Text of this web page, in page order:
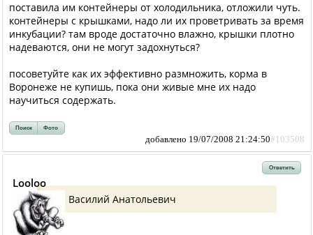
поставила им контейнеры от холодильника, отложили чуть.
контейнеры с крышками, надо ли их проветривать за время
инкубации? там вроде достаточно влажно, крышки плотно
надеваются, они не могут задохнуться?
посоветуйте как их эффективно размножить, корма в
Воронеже не купишь, пока они живые мне их надо
научиться содержать.
Поиск Фото
добавлено 19/07/2008 21:24:50#103508
Ответить
Looloo
Василий Анатольевич